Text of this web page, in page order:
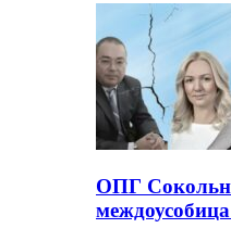
ОПГ